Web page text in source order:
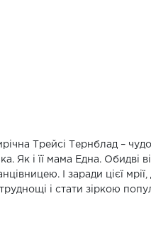
Трейсі Тернблад –
Як і її мама Една. Обидві
І заради цієї мрії,
і стати зіркою